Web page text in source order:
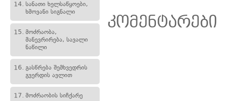
14. სანათი ხელსაწყოები,
ხმოვანი სიგნალი
15. მოძრაობა,
მანევრირება, სავალი
ნაწილი
16. გასწრება შემხვედრის
გვერდის ავლით
17. მოძრაობის სიჩქარე
კომენტარები